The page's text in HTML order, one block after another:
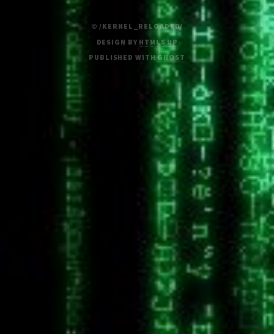
© /KERNEL_RELOADED/
DESIGN BY HTML5 UP
PUBLISHED WITHGHOST